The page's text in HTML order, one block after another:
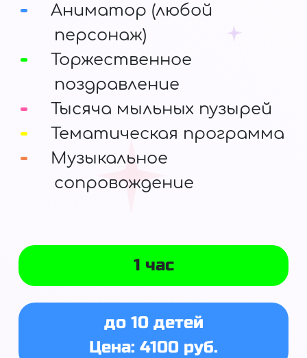
Аниматор (любой
персонаж)
Торжественное
поздравление
Тысяча мыльных пузырей
Тематическая программа
Музыкальное
сопровождение
1 час
до 10 детей
Цена: 4100 руб.